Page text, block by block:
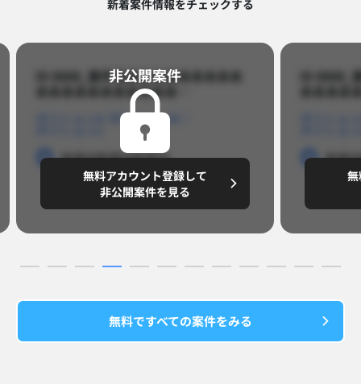
新着案件情報をチェックする​
ID 8888_案件名あああああああああ
あああああああああああ…​
ポジションB
勤務地勤務地勤務地
～8,888,8888円/月
非公開案件​
無料アカウント登録して
非公開案件を見る
ID
勤務地
無料ですべての案件をみる